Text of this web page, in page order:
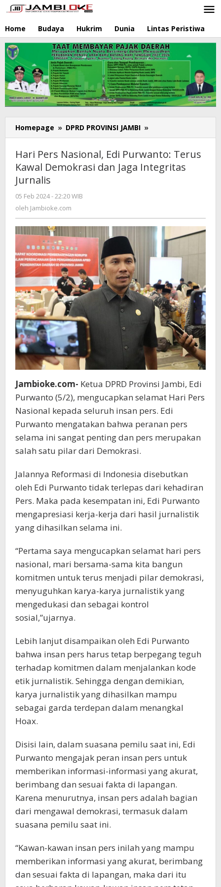
Lewati
ke
konten
Home Budaya Hukrim Dunia Lintas Peristiwa
Homepage » DPRD PROVINSI JAMBI »
Pers
Edi
Purwanto:
Jaga
Integritas
Jurnalis
Hari Pers Nasional, Edi Purwanto: Terus
Kawal Demokrasi dan Jaga Integritas
Jurnalis
05 Feb 2024 - 22:20 WIB
oleh Jambioke.com
Jambioke.com- Ketua DPRD Provinsi Jambi, Edi
Purwanto (5/2), mengucapkan selamat Hari Pers
Nasional kepada seluruh insan pers. Edi
Purwanto mengatakan bahwa peranan pers
selama ini sangat penting dan pers merupakan
salah satu pilar dari Demokrasi.
Jalannya Reformasi di Indonesia disebutkan
oleh Edi Purwanto tidak terlepas dari kehadiran
Pers. Maka pada kesempatan ini, Edi Purwanto
mengapresiasi kerja-kerja dari hasil jurnalistik
yang dihasilkan selama ini.
“Pertama saya mengucapkan selamat hari pers
nasional, mari bersama-sama kita bangun
komitmen untuk terus menjadi pilar demokrasi,
menyuguhkan karya-karya jurnalistik yang
mengedukasi dan sebagai kontrol
sosial,”ujarnya.
Lebih lanjut disampaikan oleh Edi Purwanto
bahwa insan pers harus tetap berpegang teguh
terhadap komitmen dalam menjalankan kode
etik jurnalistik. Sehingga dengan demikian,
karya jurnalistik yang dihasilkan mampu
sebagai garda terdepan dalam menangkal
Hoax.
Disisi lain, dalam suasana pemilu saat ini, Edi
Purwanto mengajak peran insan pers untuk
memberikan informasi-informasi yang akurat,
berimbang dan sesuai fakta di lapangan.
Karena menurutnya, insan pers adalah bagian
dari mengawal demokrasi, termasuk dalam
suasana pemilu saat ini.
“Kawan-kawan insan pers inilah yang mampu
memberikan informasi yang akurat, berimbang
dan sesuai fakta di lapangan, maka dari itu